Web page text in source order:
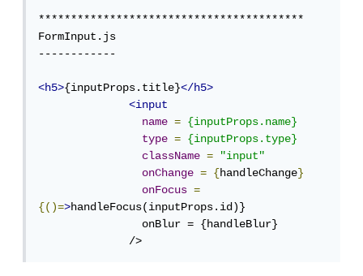
*****************************************
FormInput.js
------------
<h5>{inputProps.title}</h5>
<input
name
=
{inputProps.name}
type
=
{inputProps.type}
className
=
"input"
onChange
= {handleChange}
onFocus
=
{()=>handleFocus(inputProps.id)}
                onBlur = {handleBlur}
              />